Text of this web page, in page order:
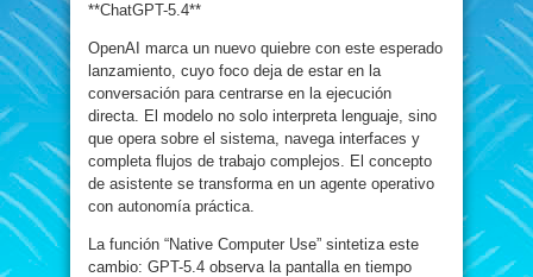
**ChatGPT-5.4**
OpenAI marca un nuevo quiebre con este esperado
lanzamiento, cuyo foco deja de estar en la
conversación para centrarse en la ejecución
directa. El modelo no solo interpreta lenguaje, sino
que opera sobre el sistema, navega interfaces y
completa flujos de trabajo complejos. El concepto
de asistente se transforma en un agente operativo
con autonomía práctica.
La función “Native Computer Use” sintetiza este
cambio: GPT-5.4 observa la pantalla en tiempo